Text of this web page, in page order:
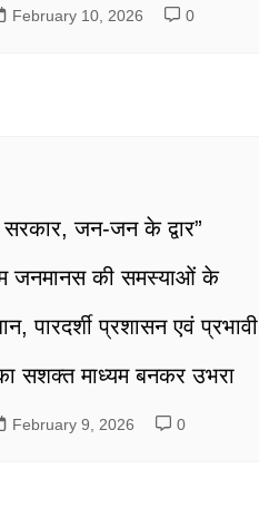
February 10, 2026 0
जन-जन के द्वार”
जनमानस की समस्याओं के
पारदर्शी प्रशासन एवं प्रभावी
सशक्त माध्यम बनकर उभरा
February 9, 2026 0